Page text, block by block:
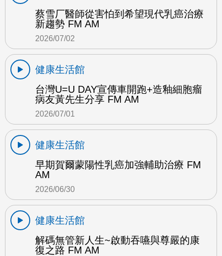
蔡雪厂醫師從害怕到希望現代乳癌治療
新趨勢 FM AM
2026/07/02
健康生活館
台灣U=U DAY宣傳車開跑+造釉細胞瘤
病友黃先生分享 FM AM
2026/07/01
健康生活館
早期賀爾蒙陽性乳癌加強輔助治療 FM
AM
2026/06/30
健康生活館
解碼無管新人生~啟動吞嚥與尊嚴的康
復之路 FM AM